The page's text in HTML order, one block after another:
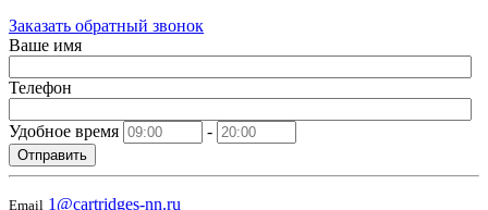
Заказать обратный звонок
Ваше имя
Телефон
Удобное время -
Отправить
Email 1@cartridges-nn.ru